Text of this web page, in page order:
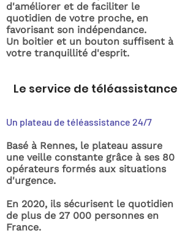
d'améliorer et de faciliter le
quotidien de votre proche, en
favorisant son indépendance.
Un boitier et un bouton suffisent à
votre tranquillité d'esprit.
Le service de téléassistance
Un plateau de téléassistance 24/7
Basé à Rennes, le plateau assure
une veille constante grâce à ses 80
opérateurs formés aux situations
d'urgence.
En 2020, ils sécurisent le quotidien
de plus de 27 000 personnes en
France.